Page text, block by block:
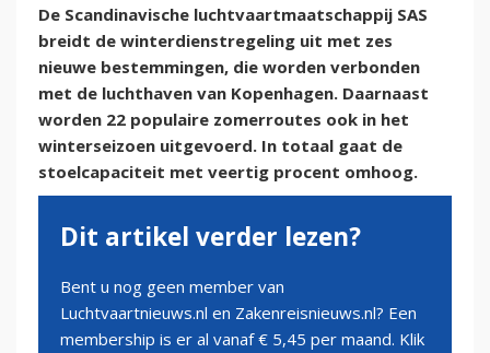
De Scandinavische luchtvaartmaatschappij SAS
breidt de winterdienstregeling uit met zes
nieuwe bestemmingen, die worden verbonden
met de luchthaven van Kopenhagen. Daarnaast
worden 22 populaire zomerroutes ook in het
winterseizoen uitgevoerd. In totaal gaat de
stoelcapaciteit met veertig procent omhoog.
Dit artikel verder lezen?
Bent u nog geen member van
Luchtvaartnieuws.nl en Zakenreisnieuws.nl? Een
membership is er al vanaf € 5,45 per maand. Klik